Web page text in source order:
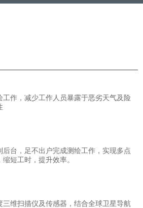
工作，减少工作人员暴露于恶劣天气及险
后台，足不出户完成测绘工作，实现多点
短工时，提升效率。
三维扫描仪及传感器，结合全球卫星导航